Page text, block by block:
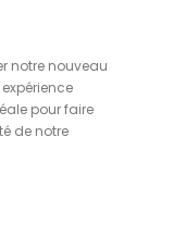
notre nouveau
pour faire
de notre